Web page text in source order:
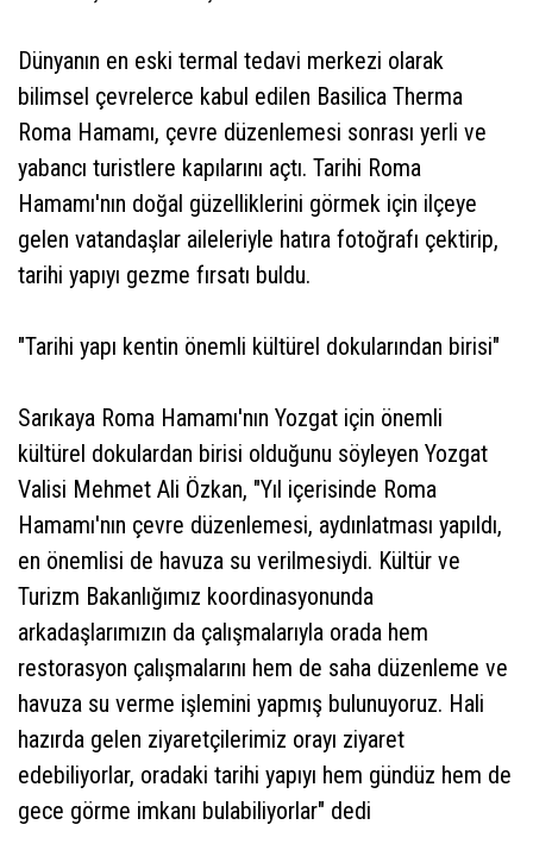
Dünyanın en eski termal tedavi merkezi olarak
bilimsel çevrelerce kabul edilen Basilica Therma
Roma Hamamı, çevre düzenlemesi sonrası yerli ve
yabancı turistlere kapılarını açtı. Tarihi Roma
Hamamı'nın doğal güzelliklerini görmek için ilçeye
gelen vatandaşlar aileleriyle hatıra fotoğrafı çektirip,
tarihi yapıyı gezme fırsatı buldu.
"Tarihi yapı kentin önemli kültürel dokularından birisi"
Sarıkaya Roma Hamamı'nın Yozgat için önemli
kültürel dokulardan birisi olduğunu söyleyen Yozgat
Valisi Mehmet Ali Özkan, "Yıl içerisinde Roma
Hamamı'nın çevre düzenlemesi, aydınlatması yapıldı,
en önemlisi de havuza su verilmesiydi. Kültür ve
Turizm Bakanlığımız koordinasyonunda
arkadaşlarımızın da çalışmalarıyla orada hem
restorasyon çalışmalarını hem de saha düzenleme ve
havuza su verme işlemini yapmış bulunuyoruz. Hali
hazırda gelen ziyaretçilerimiz orayı ziyaret
edebiliyorlar, oradaki tarihi yapıyı hem gündüz hem de
gece görme imkanı bulabiliyorlar" dedi